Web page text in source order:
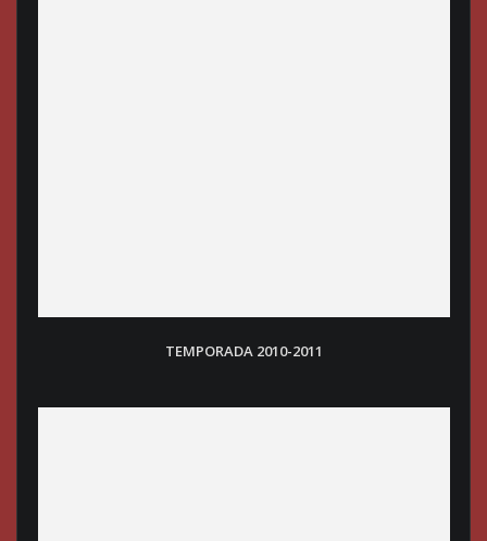
TEMPORADA 2010-2011